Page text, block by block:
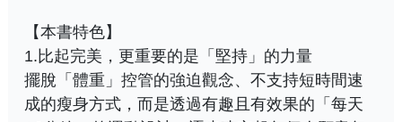
【本書特色】
1.比起完美，更重要的是「堅持」的力量
擺脫「體重」控管的強迫觀念、不支持短時間速
成的瘦身方式，而是透過有趣且有效果的「每天